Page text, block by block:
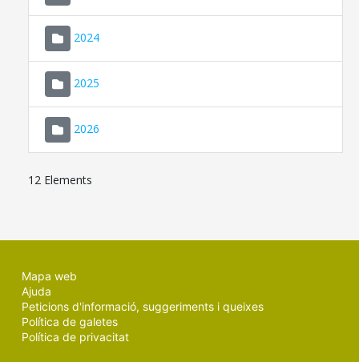
2024
2025
2026
12 Elements
Mapa web
Ajuda
Peticions d'informació, suggeriments i queixes
Política de galetes
Política de privacitat